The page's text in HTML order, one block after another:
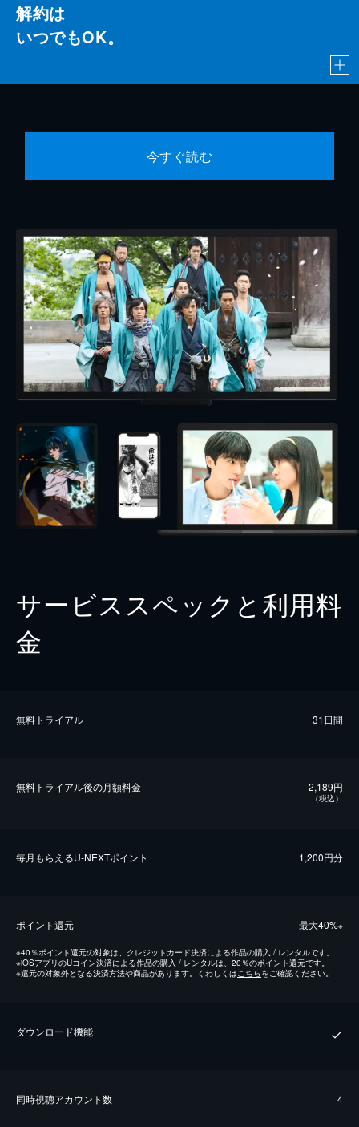
解約は
いつでもOK。
今すぐ読む
サービススペックと利用料
金
無料トライアル 31日間
無料トライアル後の⽉額料金 2,189円
（税込）
毎⽉もらえるU-NEXTポイント 1,200円分
ポイント還元 最⼤40%※
※40％ポイント還元の対象は、クレジットカード決済による作品の購入 / レンタルです。
※iOSアプリのUコイン決済による作品の購入 / レンタルは、20％のポイント還元です。
※還元の対象外となる決済方法や商品があります。くわしくはこちらをご確認ください。
ダウンロード機能
同時視聴アカウント数 4